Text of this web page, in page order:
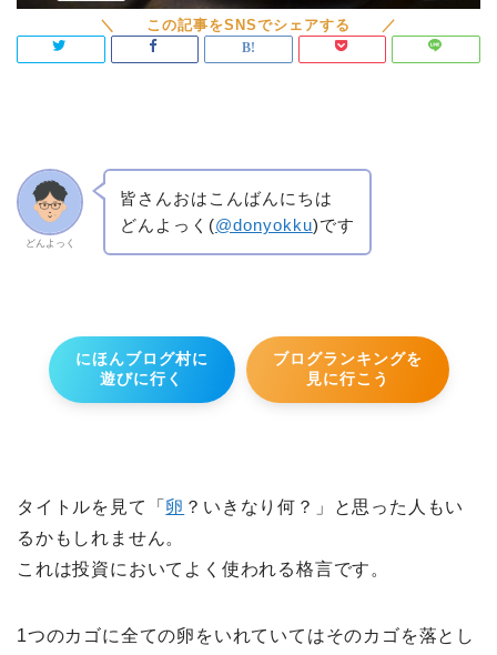
どんよっく
皆さんおはこんばんにちは
どんよっく(@donyokku)です
にほんブログ村に
遊びに行く
ブログランキングを
見に行こう
タイトルを見て「 卵 ？いきなり何？」と思った人もい
るかもしれません。
これは投資においてよく使われる格言です。
1つのカゴに全ての卵をいれていてはそのカゴを落とし